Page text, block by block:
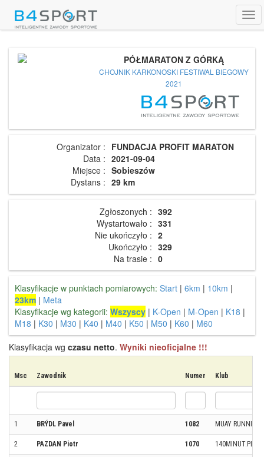
PÓŁMARATON Z GÓRKĄ
CHOJNIK KARKONOSKI FESTIWAL BIEGOWY
2021
Organizator : FUNDACJA PROFIT MARATON
Data : 2021-09-04
Miejsce : Sobieszów
Dystans : 29 km
Zgłoszonych : 392
Wystartowało : 331
Nie ukończyło : 2
Ukończyło : 329
Na trasie : 0
Klasyfikacje w punktach pomiarowych: Start | 6km | 10km |
23km | Meta
Klasyfikacje wg kategorii: Wszyscy | K-Open | M-Open | K18 |
M18 | K30 | M30 | K40 | M40 | K50 | M50 | K60 | M60
Klasyfikacja wg czasu netto. Wyniki nieoficjalne !!!
Msc Zawodnik Numer Klub
1 BRÝDL Pavel 1082 MUAY RUNNING
2 PAZDAN Piotr 1070 140MINUT.PL